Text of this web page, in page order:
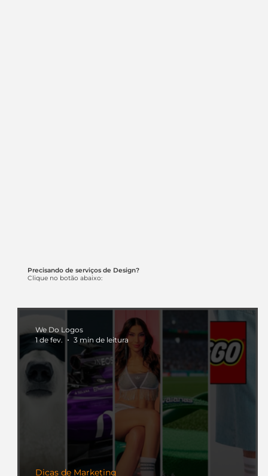
Precisando de serviços de Design?
Clique no botão abaixo:
Dicas de Marketing
We Do Logos
1 de fev.
3 min de leitura